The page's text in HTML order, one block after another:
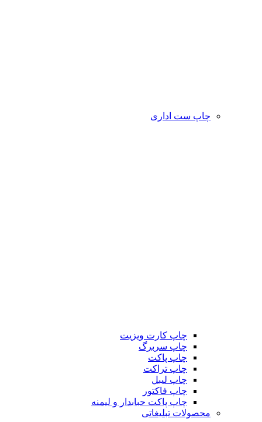
چاپ ست اداری
چاپ کارت ویزیت
چاپ سربرگ
چاپ پاکت
چاپ تراکت
چاپ لیبل
چاپ فاکتور
چاپ پاکت حبابدار و لیمنه
محصولات تبلیغاتی